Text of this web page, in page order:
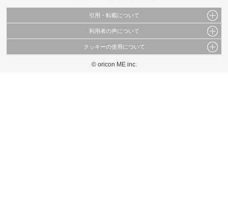
引用・転載について
当サイトで公開されている情報（文字、写真、イラスト、画像データ等）及びこれらの配
これらの情報を権利者の許可なく無断転載・複製などの二次利用を行うことは固く禁じて
利用者の声について
当サイトに掲載している内容はすべてサービスの利用者が提出された見解・感想です。
弊社の見解・ 意見ではないことをご理解いただいた上でご覧ください。
クッキーの使用について
このサイトでは Cookie を使用して、ユーザーに合わせたコンテンツや広告の表示、ソー
© oricon ME inc.